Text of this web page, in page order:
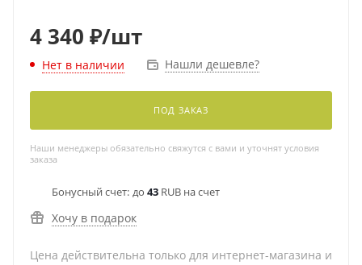
4 340 ₽/шт
Нет в наличии Нашли дешевле?
ПОД ЗАКАЗ
Наши менеджеры обязательно свяжутся с вами и уточнят условия
заказа
Бонусный счет: до 43 RUB на счет
Хочу в подарок
Цена действительна только для интернет-магазина и